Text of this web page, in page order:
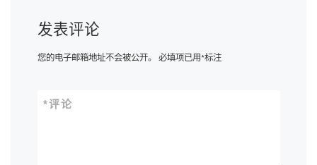
发表评论
您的电子邮箱地址不会被公开。 必填项已用*标注
评论
*